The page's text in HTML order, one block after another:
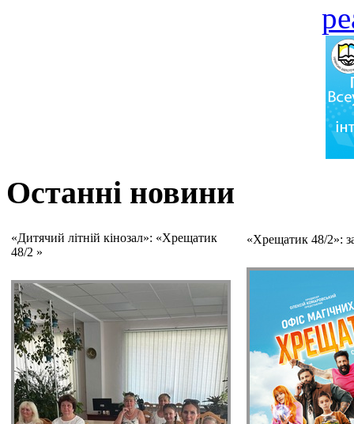
Останні новини
«Дитячий літній кінозал»: «Хрещатик
48/2 »
«Хрещатик 48/2»: